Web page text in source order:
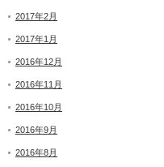
2017年2月
2017年1月
2016年12月
2016年11月
2016年10月
2016年9月
2016年8月